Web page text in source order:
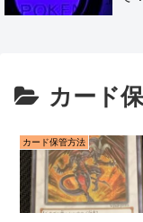
カード
カード保管方法